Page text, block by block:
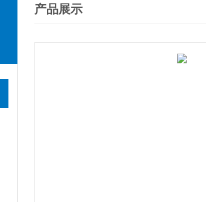
产品展示